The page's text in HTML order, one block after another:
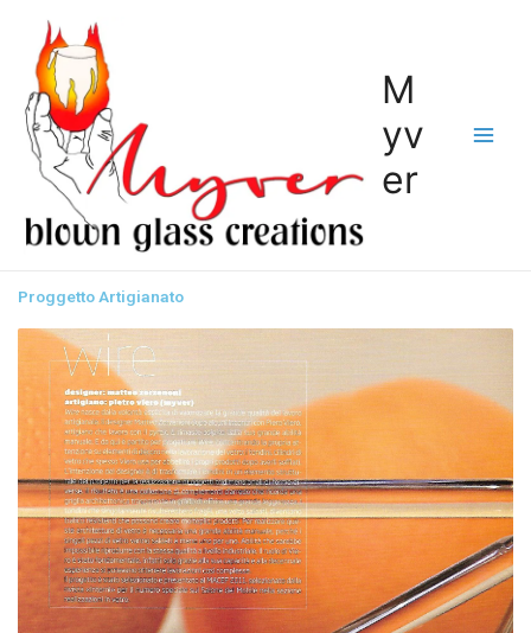
M
yv
er
Proggetto Artigianato